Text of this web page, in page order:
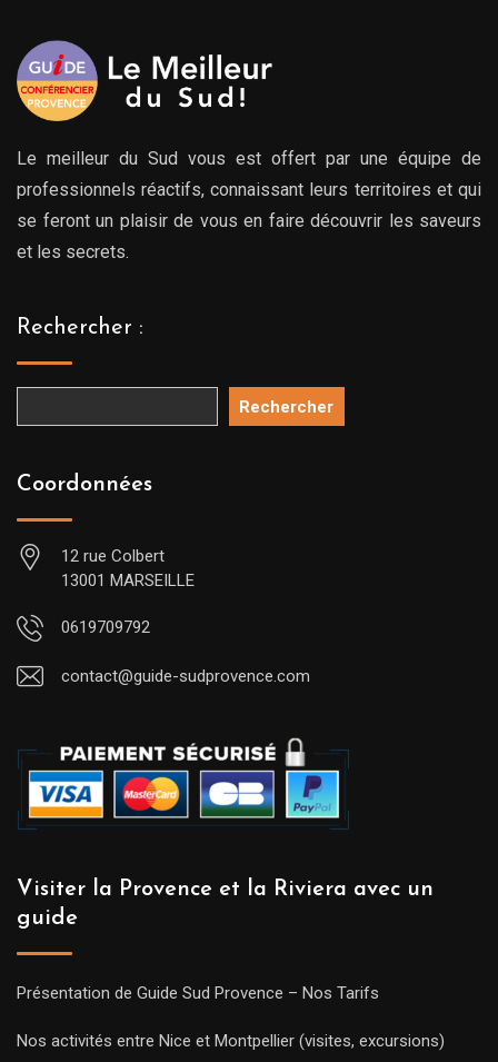
Le meilleur du Sud vous est offert par une équipe de
professionnels réactifs, connaissant leurs territoires et qui
se feront un plaisir de vous en faire découvrir les saveurs
et les secrets.
Rechercher :
Rechercher
Coordonnées
12 rue Colbert
13001 MARSEILLE
0619709792
contact@guide-sudprovence.com
Visiter la Provence et la Riviera avec un
guide
Présentation de Guide Sud Provence – Nos Tarifs
Nos activités entre Nice et Montpellier (visites, excursions)